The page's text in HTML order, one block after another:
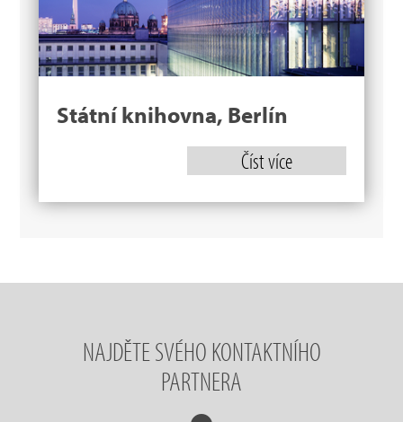
Státní knihovna, Berlín
Číst více
NAJDĚTE SVÉHO KONTAKTNÍHO
PARTNERA